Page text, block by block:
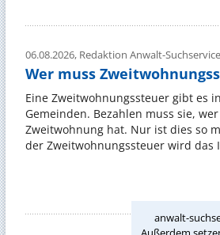
anwalt-
06.08.2026, Redaktion Anwalt-Suchservice
Wer muss
Eine Zweitwohnungssteuer gibt es
Gemeinden. Bezahlen muss sie,
Zweitwohnung hat. Nur ist dies so
der Zweitwohnungssteuer wird das